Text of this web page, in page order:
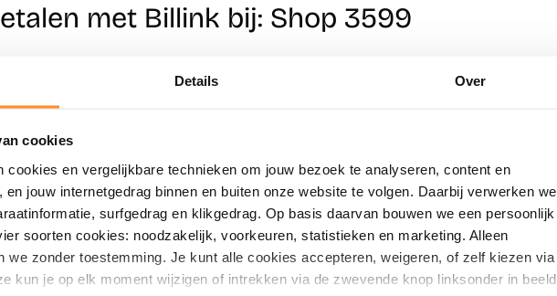
Details Over
cookies
cookies en vergelijkbare technieken om jouw bezoek te analyseren, content en
jouw internetgedrag binnen en buiten onze website te volgen. Daarbij verwerken we
surfgedrag en klikgedrag. Op basis daarvan bouwen we een persoonlijk
soorten cookies: noodzakelijk, voorkeuren, statistieken en marketing. Alleen
we zonder toestemming. Je kunt alle cookies accepteren, weigeren, of zelf kiezen via
kun je op elk moment wijzigen of intrekken via de zwevende knop linksonder in beeld.
met Billink bij: Shop 3599